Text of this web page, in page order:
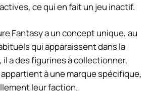
ce qui en fait un jeu inactif.
Fantasy a un concept unique, au
qui apparaissent dans la
a des figurines à collectionner.
à une marque spécifique,
leur faction.